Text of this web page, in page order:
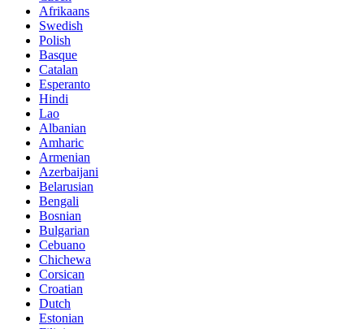
Afrikaans
Swedish
Polish
Basque
Catalan
Esperanto
Hindi
Lao
Albanian
Amharic
Armenian
Azerbaijani
Belarusian
Bengali
Bosnian
Bulgarian
Cebuano
Chichewa
Corsican
Croatian
Dutch
Estonian